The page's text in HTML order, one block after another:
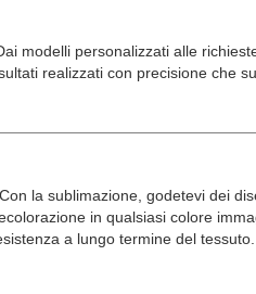
modelli personalizzati alle
realizzati con precisione che
la sublimazione, godetevi dei
in qualsiasi colore
a lungo termine del tessuto.